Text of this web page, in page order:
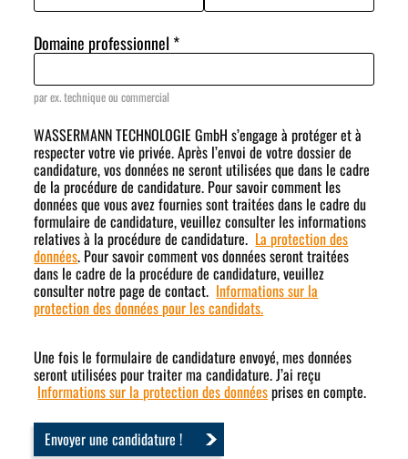
Domaine professionnel *
par ex. technique ou commercial
WASSERMANN TECHNOLOGIE GmbH s’engage à protéger et à
respecter votre vie privée. Après l’envoi de votre dossier de
candidature, vos données ne seront utilisées que dans le cadre
de la procédure de candidature. Pour savoir comment les
données que vous avez fournies sont traitées dans le cadre du
formulaire de candidature, veuillez consulter les informations
relatives à la procédure de candidature. La protection des
données. Pour savoir comment vos données seront traitées
dans le cadre de la procédure de candidature, veuillez
consulter notre page de contact. Informations sur la
protection des données pour les candidats.
Une fois le formulaire de candidature envoyé, mes données
seront utilisées pour traiter ma candidature. J’ai reçu
Informations sur la protection des donnéesprises en compte.
Envoyer une candidature !